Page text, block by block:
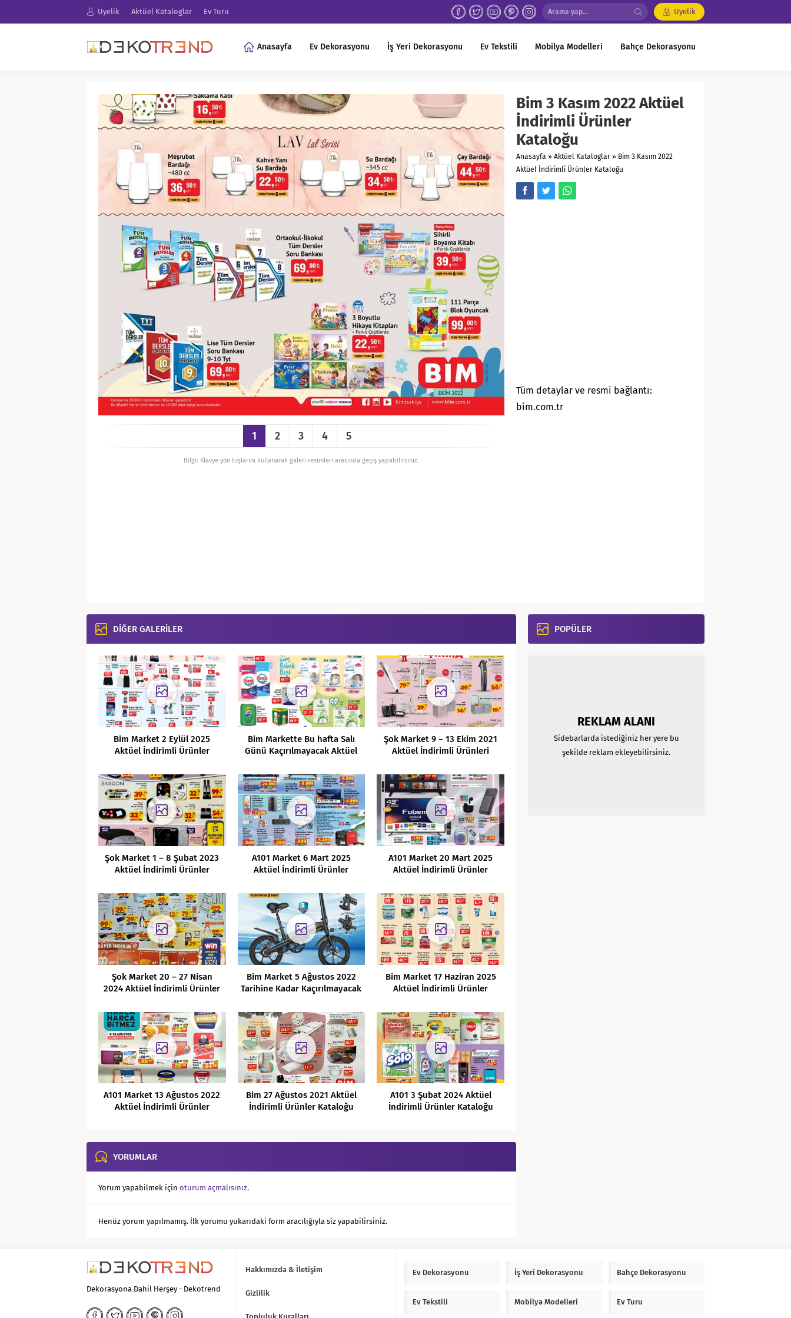
Üyelik Aktüel Kataloglar Ev Turu Üyelik
Anasayfa Ev Dekorasyonu İş Yeri Dekorasyonu Ev Tekstili Mobilya Modelleri Bahçe Dekorasyonu
1 2 3 4 5
Bilgi: Klavye yön tuşlarını kullanarak galeri resimleri arasında geçiş yapabilirsiniz.
Bim 3 Kasım 2022 Aktüel
İndirimli Ürünler
Kataloğu
Anasayfa » Aktüel Kataloglar » Bim 3 Kasım 2022
Aktüel İndirimli Ürünler Kataloğu
Tüm detaylar ve resmi bağlantı:
bim.com.tr
DİĞER GALERİLER
Bim Market 2 Eylül 2025
Aktüel İndirimli Ürünler
Bim Markette Bu hafta Salı
Günü Kaçırılmayacak Aktüel
Şok Market 9 – 13 Ekim 2021
Aktüel İndirimli Ürünleri
Şok Market 1 – 8 Şubat 2023
Aktüel İndirimli Ürünler
A101 Market 6 Mart 2025
Aktüel İndirimli Ürünler
A101 Market 20 Mart 2025
Aktüel İndirimli Ürünler
Şok Market 20 – 27 Nisan
2024 Aktüel İndirimli Ürünler
Bim Market 5 Ağustos 2022
Tarihine Kadar Kaçırılmayacak
Bim Market 17 Haziran 2025
Aktüel İndirimli Ürünler
A101 Market 13 Ağustos 2022
Aktüel İndirimli Ürünler
Bim 27 Ağustos 2021 Aktüel
İndirimli Ürünler Kataloğu
A101 3 Şubat 2024 Aktüel
İndirimli Ürünler Kataloğu
YORUMLAR
Yorum yapabilmek için oturum açmalısınız.
Henüz yorum yapılmamış. İlk yorumu yukarıdaki form aracılığıyla siz yapabilirsiniz.
POPÜLER
REKLAM ALANI
Sidebarlarda istediğiniz her yere bu
şekilde reklam ekleyebilirsiniz.
Dekorasyona Dahil Herşey - Dekotrend
Hakkımızda & İletişim
Gizlilik
Ev Dekorasyonu İş Yeri Dekorasyonu Bahçe Dekorasyonu
Ev Tekstili Mobilya Modelleri Ev Turu